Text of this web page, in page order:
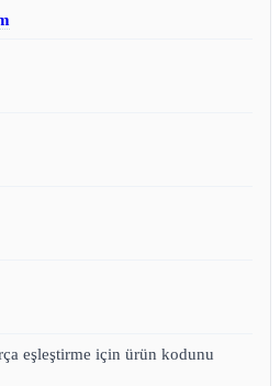
eşleştirme için ürün kodunu